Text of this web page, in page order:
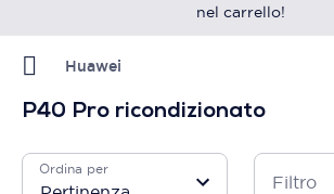
nel carrello!
Huawei
P40 Pro ricondizionato
Ordina per
Filtro